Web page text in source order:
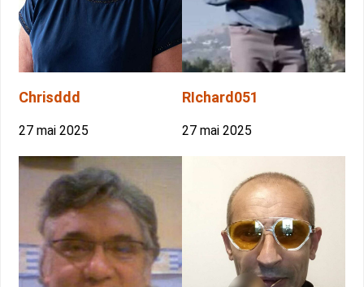
Chrisddd
27 mai 2025
RIchard051
27 mai 2025